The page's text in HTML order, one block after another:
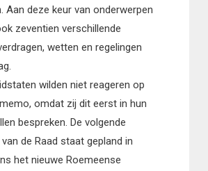
Aan deze keur van onderwerpen
zeventien verschillende
wetten en regelingen
wilden niet reageren op
omdat zij dit eerst in hun
bespreken. De volgende
de Raad staat gepland in
het nieuwe Roemeense